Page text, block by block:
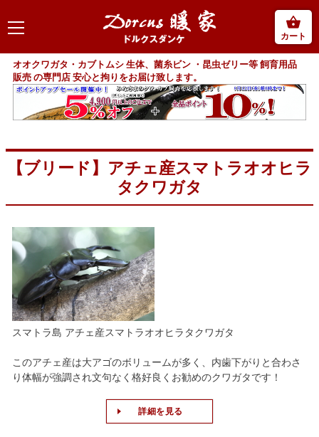
カート
オオクワガタ・カブトムシ 生体、菌糸ビン ・昆虫ゼリー等 飼育用品
販売 の専門店 安心と拘りをお届け致します。
【ブリード】アチェ産スマトラオオヒラ
タクワガタ
スマトラ島 アチェ産スマトラオオヒラタクワガタ
このアチェ産は大アゴのボリュームが多く、内歯下がりと合わさ
り体幅が強調され文句なく格好良くお勧めのクワガタです！
詳細を見る